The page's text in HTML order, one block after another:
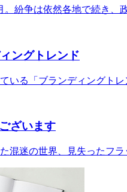
。紛争は依然各地で続き
ングトレンド
いる「ブランディングト
ざいます
た混迷の世界、見失ったフ